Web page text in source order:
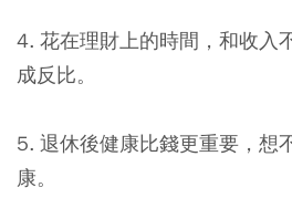
4. 花在理財上的時間，和收入
成反比。
5. 退休後健康比錢更重要，想
康。